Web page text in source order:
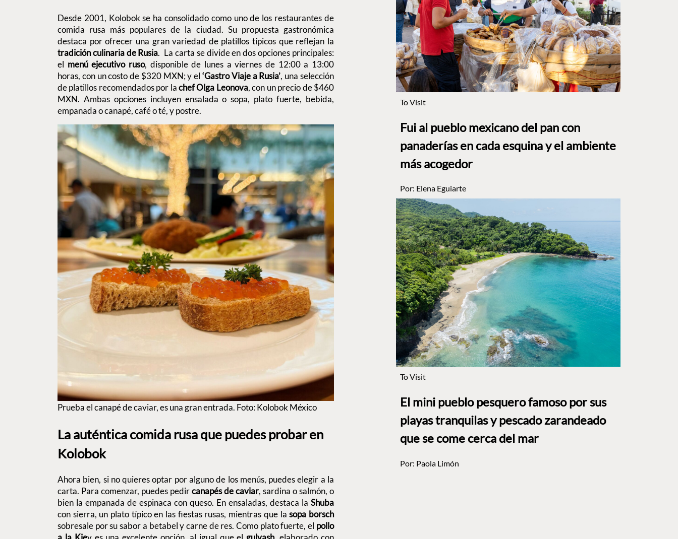
Desde 2001, Kolobok se ha consolidado como uno de los restaurantes de
comida rusa más populares de la ciudad. Su propuesta gastronómica
destaca por ofrecer una gran variedad de platillos típicos que reflejan la
tradición culinaria de Rusia. La carta se divide en dos opciones principales:
el menú ejecutivo ruso, disponible de lunes a viernes de 12:00 a 13:00
horas, con un costo de $320 MXN; y el‘Gastro Viaje a Rusia’, una selección
de platillos recomendados por lachef Olga Leonova, con un precio de $460
MXN. Ambas opciones incluyen ensalada o sopa, plato fuerte, bebida,
empanada o canapé, café o té, y postre.
Prueba el canapé de caviar, es una gran entrada. Foto: Kolobok México
La auténtica comida rusa que puedes probar en
Kolobok
Ahora bien, si no quieres optar por alguno de los menús, puedes elegir a la
carta. Para comenzar, puedes pedircanapés de caviar, sardina o salmón, o
bien la empanada de espinaca con queso. En ensaladas, destaca la Shuba
con sierra, un plato típico en las fiestas rusas, mientras que lasopa borsch
sobresale por su sabor a betabel y carne de res. Como plato fuerte, el pollo
To Visit
Fui al pueblo mexicano del pan con
panaderías en cada esquina y el ambiente
más acogedor
Por: Elena Eguiarte
To Visit
El mini pueblo pesquero famoso por sus
playas tranquilas y pescado zarandeado
que se come cerca del mar
Por: Paola Limón